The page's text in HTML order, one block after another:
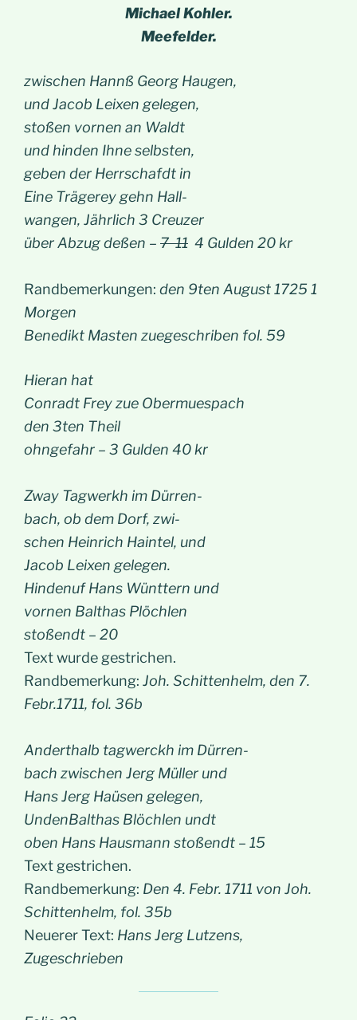
Michael Kohler.
Meefelder.
zwischen Hannß Georg Haugen,
und Jacob Leixen gelegen,
stoßen vornen an Waldt
und hinden Ihne selbsten,
geben der Herrschafdt in
Eine Trägerey gehn Hall-
wangen, Jährlich 3 Creuzer
über Abzug deßen – 7 11 4 Gulden 20 kr
Randbemerkungen: den 9ten August 1725 1
Morgen
Benedikt Masten zuegeschriben fol. 59
Hieran hat
Conradt Frey zue Obermuespach
den 3ten Theil
ohngefahr – 3 Gulden 40 kr
Zway Tagwerkh im Dürren-
bach, ob dem Dorf, zwi-
schen Heinrich Haintel, und
Jacob Leixen gelegen.
Hindenuf Hans Wünttern und
vornen Balthas Plöchlen
stoßendt – 20
Text wurde gestrichen.
Randbemerkung: Joh. Schittenhelm, den 7.
Febr.1711, fol. 36b
Anderthalb tagwerckh im Dürren-
bach zwischen Jerg Müller und
Hans Jerg Haüsen gelegen,
UndenBalthas Blöchlen undt
oben Hans Hausmann stoßendt – 15
Text gestrichen.
Randbemerkung: Den 4. Febr. 1711 von Joh.
Schittenhelm, fol. 35b
Neuerer Text: Hans Jerg Lutzens,
Zugeschrieben